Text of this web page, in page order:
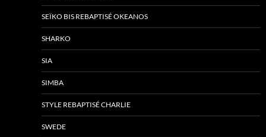
SEÏKO BIS REBAPTISÉ OKEANOS
SHARKO
SIA
SIMBA
STYLE REBAPTISÉ CHARLIE
SWEDE